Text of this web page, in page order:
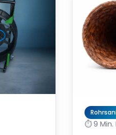
⏱️ 9 Min.